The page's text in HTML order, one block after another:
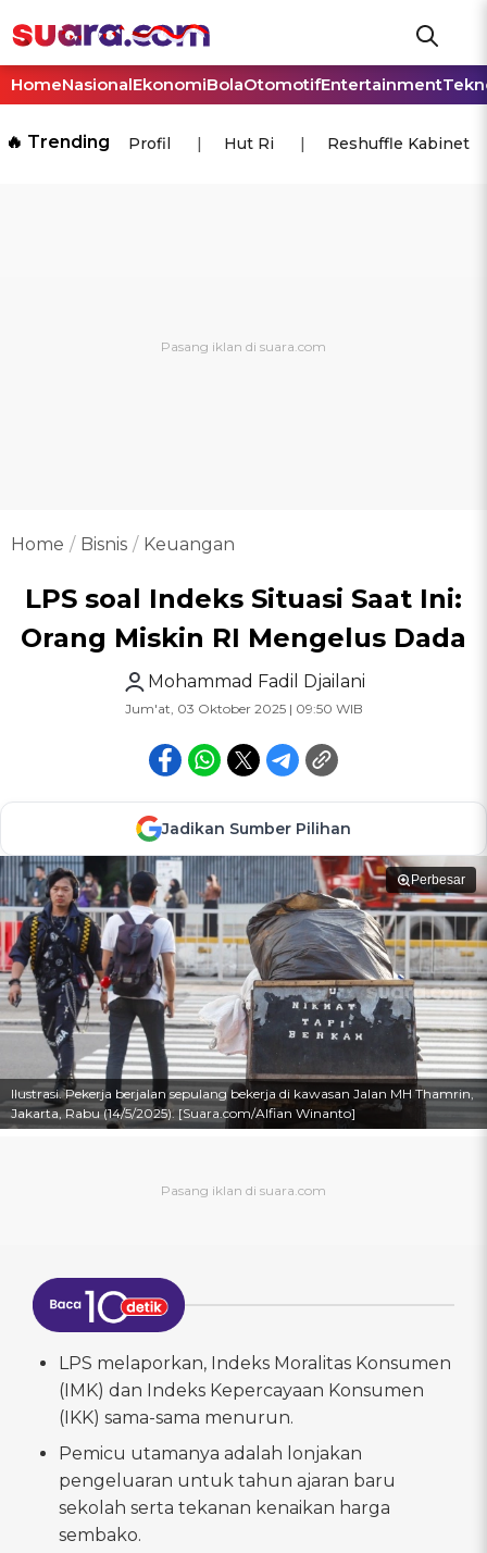
HomeNasionalEkonomiBolaOtomotifEntertainment
🔥 Trending Profil Hut Ri Reshuffle Kabinet
Home Bisnis Keuangan
LPS soal Indeks Situasi Saat Ini:
Orang Miskin RI Mengelus Dada
Mohammad Fadil Djailani
Jum'at, 03 Oktober 2025 | 09:50 WIB
Jadikan Sumber Pilihan
Perbesar
Ilustrasi. Pekerja berjalan sepulang bekerja di kawasan Jalan MH Thamrin,
Jakarta, Rabu (14/5/2025). [Suara.com/Alfian Winanto]
LPS melaporkan, Indeks Moralitas Konsumen
(IMK) dan Indeks Kepercayaan Konsumen
(IKK) sama-sama menurun.
Pemicu utamanya adalah lonjakan
pengeluaran untuk tahun ajaran baru
sekolah serta tekanan kenaikan harga
sembako.